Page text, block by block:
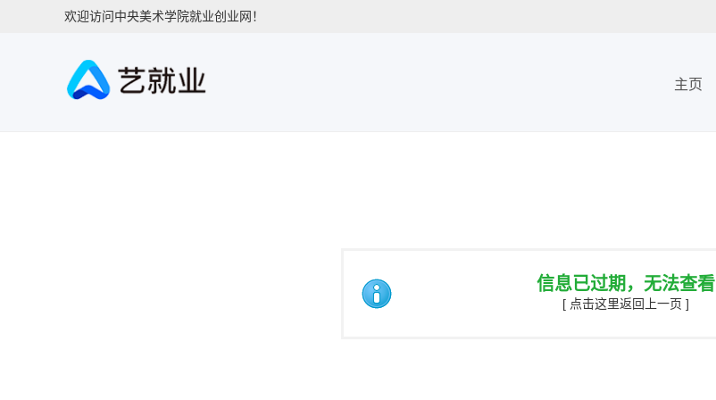
欢迎访问中央美术学院就业创业网！
主页
信息已过期，无法查看
[ 点击这里返回上一页 ]